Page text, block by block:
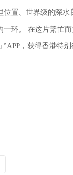
置、世界级的深
环。 在这片繁忙而
，获得香港特